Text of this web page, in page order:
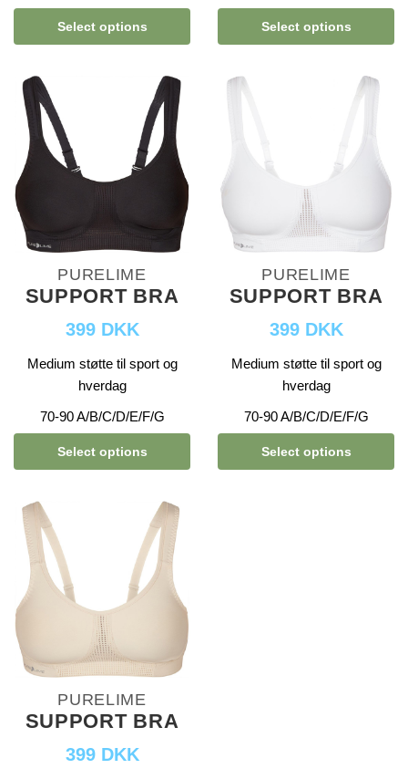
Select options Select options
PURELIME
SUPPORT BRA
399 DKK
Medium støtte til sport og
hverdag
70-90 A/B/C/D/E/F/G
Select options
PURELIME
SUPPORT BRA
399 DKK
Medium støtte til sport og
hverdag
70-90 A/B/C/D/E/F/G
Select options
PURELIME
SUPPORT BRA
399 DKK